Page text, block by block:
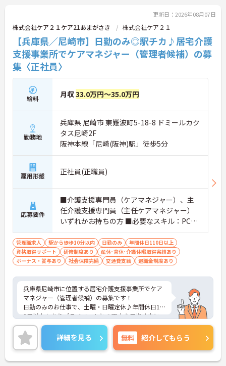
更新日：2026年08月07日
株式会社ケア２１ケア21あまがさき 株式会社ケア２１
【兵庫県／尼崎市】日勤のみ◎駅チカ♪居宅介護
支援事業所でケアマネジャー（管理者候補）の募
集〈正社員〉
給料 月収33.0万円～35.0万円
勤務地
兵庫県 尼崎市 東難波町5-18-8 ドミールカク
タス尼崎2F
阪神本線「尼崎(阪神)駅」徒歩5分
雇用形態 正社員(正職員)
応募要件
■介護支援専門員（ケアマネジャー）、主
任介護支援専門員（主任ケアマネジャー）
いずれかお持ちの方 ■必要なスキル：PCス
キル(Excel,Word等)
管理職求人 駅から徒歩10分以内 日勤のみ
年間休日110日以上
資格取得サポート
研修制度あり
産休･育休･介護休暇取得実績あり
ボーナス・賞与あり
社会保険完備 交通費支給 退職金制度あり
兵庫県尼崎市に位置する居宅介護支援事業所でケア
マネジャー（管理者候補）の募集です！
日勤のみのお仕事で、土曜・日曜定休♪年間休日11
0日以上もありプライベートとの両立を目指す方に
おすすめの環境です◎最寄り駅から徒歩圏内のため
通勤も楽々♪昇給や賞与制度があり、頑張りが評価
されてしっかりと還元されます。さらに福利厚生も
充実しているのは嬉しいポイントです◎フォロー体
制もあり、経験に関わらず安心してスタートできま
詳細を見る 無料 紹介してもらう